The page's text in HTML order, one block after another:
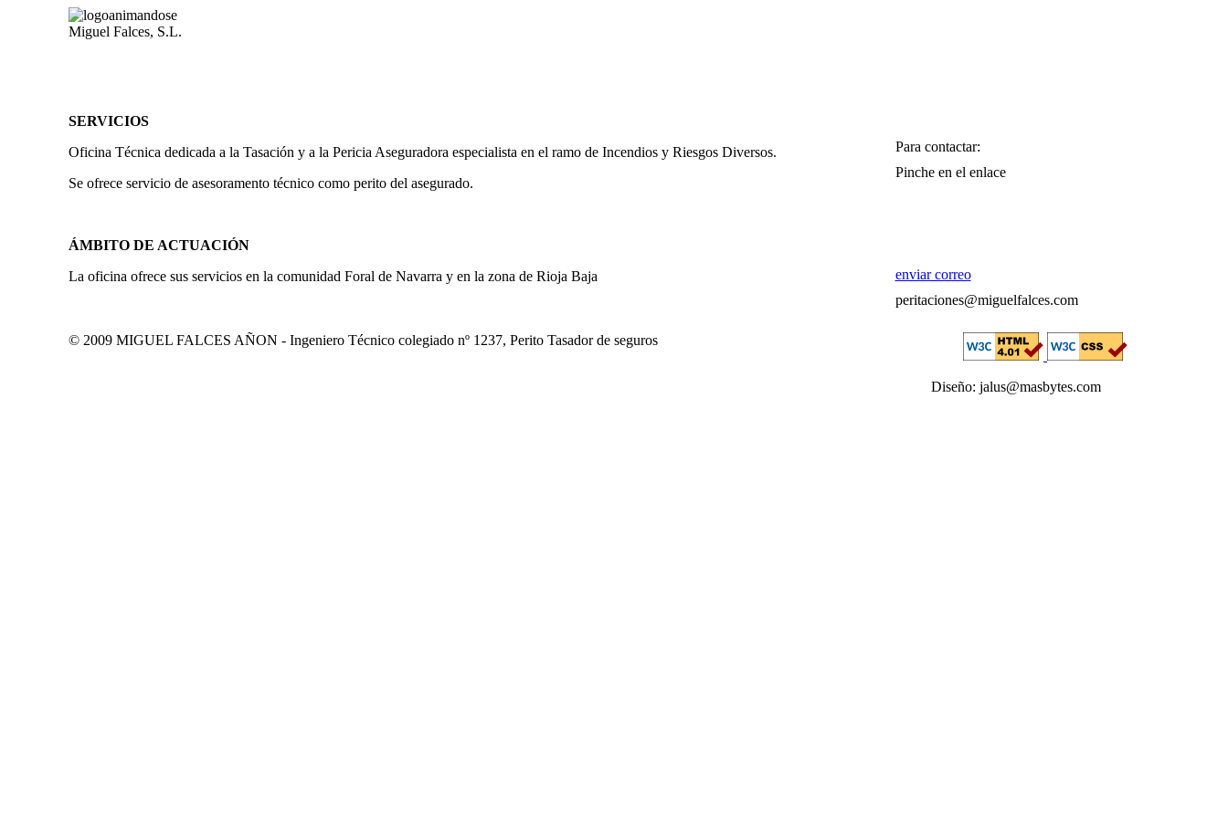
Miguel Falces, S.L.
SERVICIOS
Oficina Técnica dedicada a la Tasación y a la Pericia Aseguradora especialista en el ramo de Incendios y Riesgos Diversos.
Se ofrece servicio de asesoramento técnico como perito del asegurado.
ÁMBITO DE ACTUACIÓN
La oficina ofrece sus servicios en la comunidad Foral de Navarra y en la zona de Rioja Baja
Para contactar:
Pinche en el enlace
enviar correo
peritaciones@miguelfalces.com
© 2009 MIGUEL FALCES AÑON - Ingeniero Técnico colegiado nº 1237, Perito Tasador de seguros
Diseño: jalus@masbytes.com